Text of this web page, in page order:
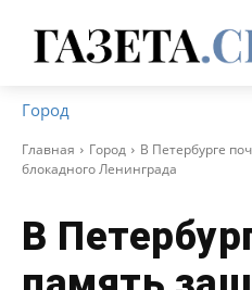
Город
Главная Город
В Петербурге
блокадного Ленинграда
В